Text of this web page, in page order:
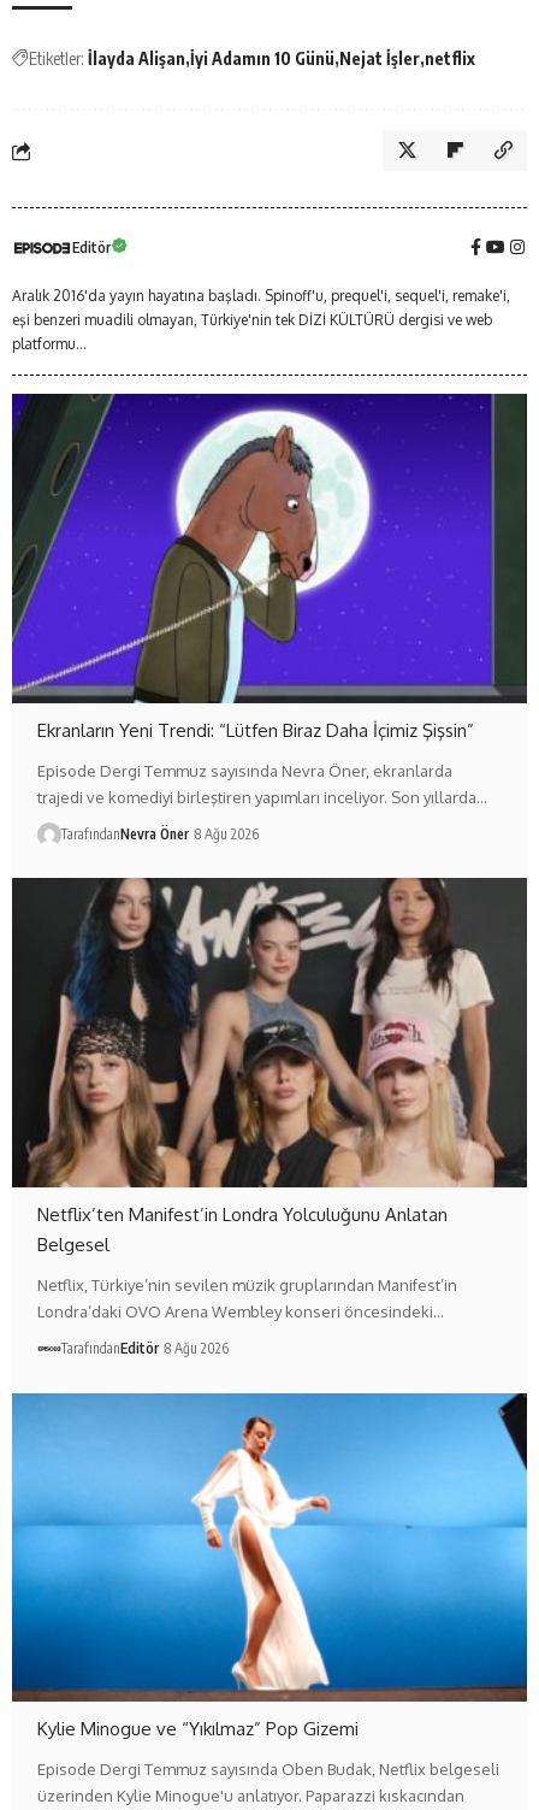
Etiketler: İlayda Alişan İyi Adamın 10 Günü Nejat İşler netflix
Editör
Aralık 2016'da yayın hayatına başladı. Spinoff'u, prequel'i, sequel'i, remake'i,
eşi benzeri muadili olmayan, Türkiye'nin tek DİZİ KÜLTÜRÜ dergisi ve web
platformu...
Ekranların Yeni Trendi: “Lütfen Biraz Daha İçimiz Şişsin”
Episode Dergi Temmuz sayısında Nevra Öner, ekranlarda
trajedi ve komediyi birleştiren yapımları inceliyor. Son yıllarda…
TarafındanNevra Öner 8 Ağu 2026
Netflix’ten Manifest’in Londra Yolculuğunu Anlatan
Belgesel
Netflix, Türkiye’nin sevilen müzik gruplarından Manifest’in
Londra’daki OVO Arena Wembley konseri öncesindeki…
TarafındanEditör 8 Ağu 2026
Kylie Minogue ve “Yıkılmaz” Pop Gizemi
Episode Dergi Temmuz sayısında Oben Budak, Netflix belgeseli
üzerinden Kylie Minogue'u anlatıyor. Paparazzi kıskacından